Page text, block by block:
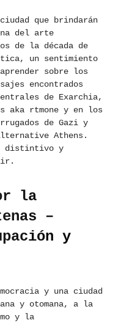
que brindarán
del arte
de la década de
un sentimiento
sobre los
encontrados
de Exarchia,
aka rtmone y en los
de Gazi y
Athens.
distintivo y
la
–
y
y una ciudad
y otomana, a la
y la